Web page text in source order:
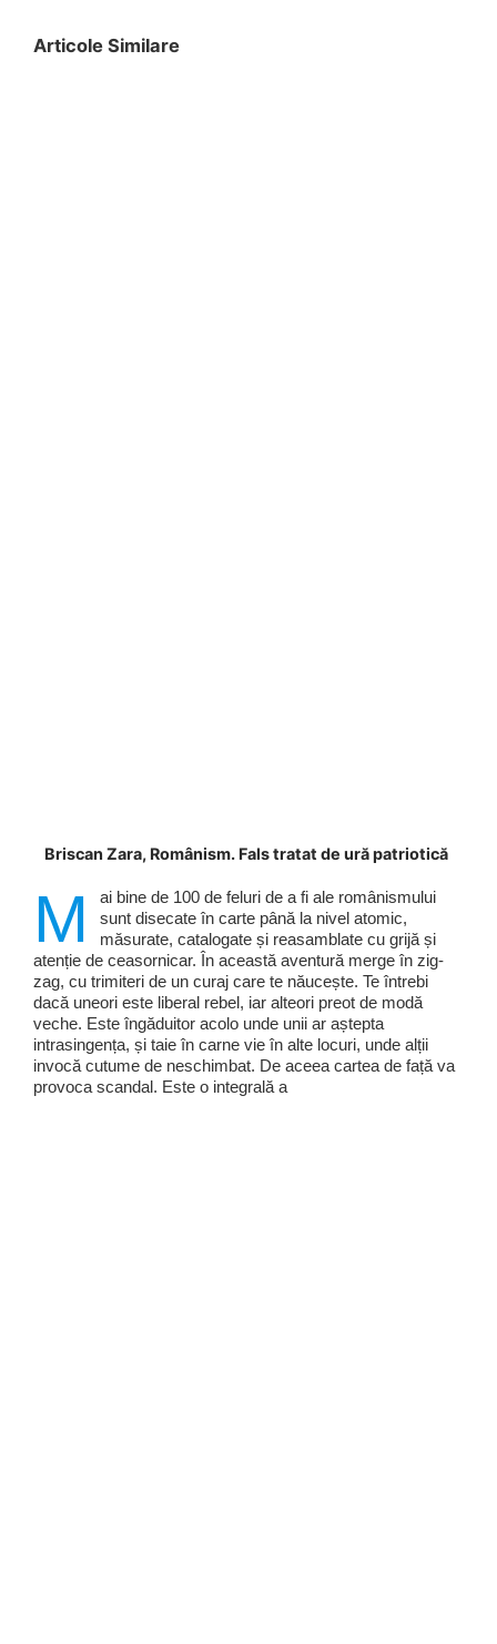
Articole Similare
Briscan Zara, Românism. Fals tratat de ură patriotică
M
ai bine de 100 de feluri de a fi ale românismului
sunt disecate în carte până la nivel atomic,
măsurate, catalogate și reasamblate cu grijă și
atenție de ceasornicar. În această aventură merge în zig-
zag, cu trimiteri de un curaj care te năucește. Te întrebi
dacă uneori este liberal rebel, iar alteori preot de modă
veche. Este îngăduitor acolo unde unii ar aștepta
intrasingența, și taie în carne vie în alte locuri, unde alții
invocă cutume de neschimbat. De aceea cartea de față va
provoca scandal. Este o integrală a